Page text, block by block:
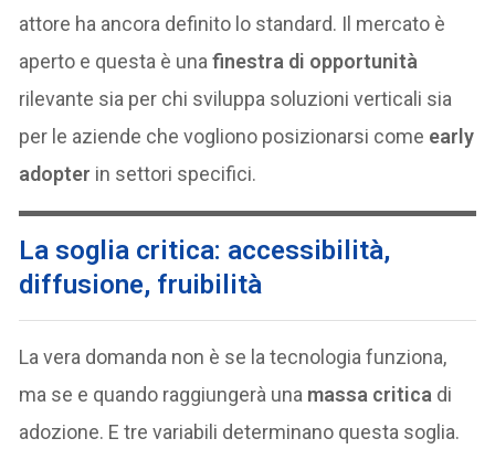
attore ha ancora definito lo standard. Il mercato è
aperto e questa è unafinestra di opportunità
rilevante sia per chi sviluppa soluzioni verticali sia
per le aziende che vogliono posizionarsi come early
adopter in settori specifici.
La soglia critica: accessibilità,
diffusione, fruibilità
La vera domanda non è se la tecnologia funziona,
ma se e quando raggiungerà una massa critica di
adozione. E tre variabili determinano questa soglia.